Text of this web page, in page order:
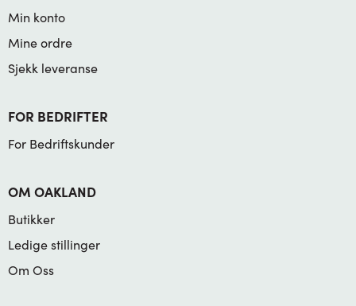
Min konto
Mine ordre
Sjekk leveranse
FOR BEDRIFTER
For Bedriftskunder
OM OAKLAND
Butikker
Ledige stillinger
Om Oss